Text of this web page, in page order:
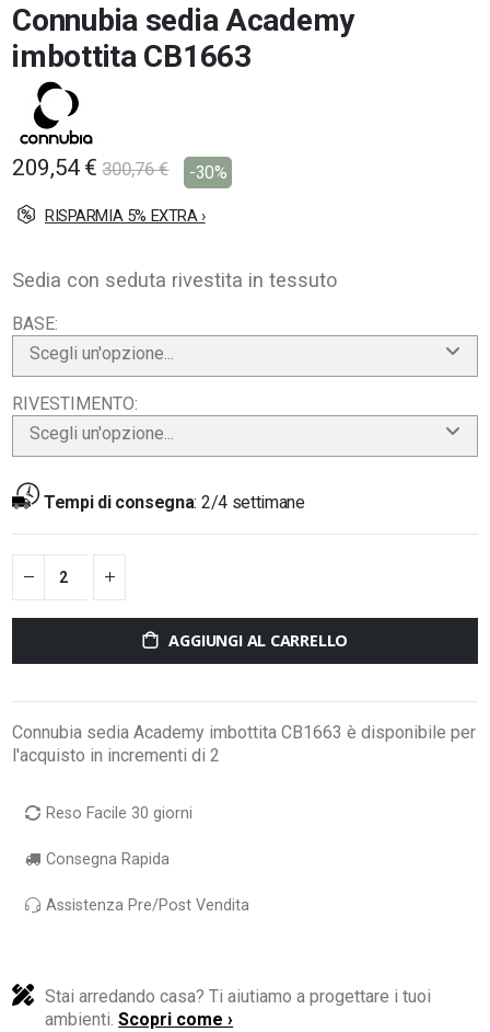
all'inizio
della
galleria
immagini
Connubia sedia Academy
imbottita CB1663
209,54 € 300,76 € -30%
RISPARMIA 5% EXTRA ›
Sedia con seduta rivestita in tessuto
BASE
Scegli un'opzione...
RIVESTIMENTO
Scegli un'opzione...
Tempi di consegna: 2/4 settimane
AGGIUNGI AL CARRELLO
Connubia sedia Academy imbottita CB1663 è disponibile per
l'acquisto in incrementi di 2
Reso Facile 30 giorni
Consegna Rapida
Assistenza Pre/Post Vendita
Stai arredando casa? Ti aiutiamo a progettare i tuoi
ambienti.Scopri come ›